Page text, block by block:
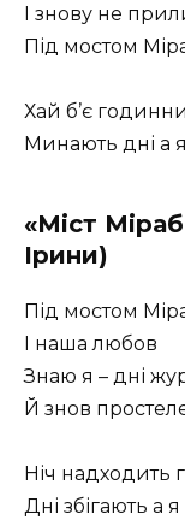
І знову не
Під мостом
Хай б’є
Минають дні а
«Міст
Ірини)
Під мостом
І наша любов
Знаю я – дні
Й знов
Ніч надходить
Дні збігають а